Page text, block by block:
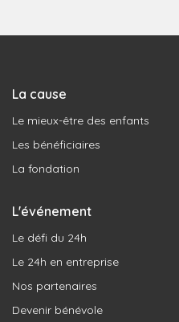
La cause
Le mieux-être des enfants
Les bénéficiaires
La fondation
L'événement
Le défi du 24h
Le 24h en entreprise
Nos partenaires
Devenir bénévole